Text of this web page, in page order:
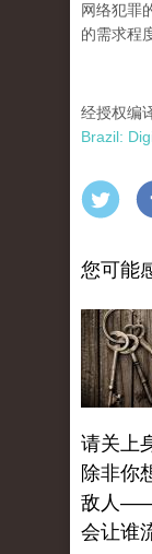
网络犯罪
的需求程
经授权编
Brazil:
您可能
请关上
除非你
敌人
会让谁